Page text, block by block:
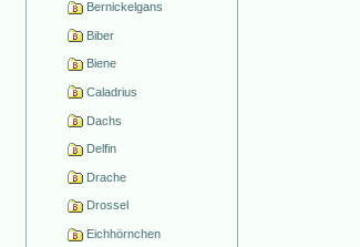
Bernickelgans
Biber
Biene
Caladrius
Dachs
Delfin
Drache
Drossel
Eichhörnchen